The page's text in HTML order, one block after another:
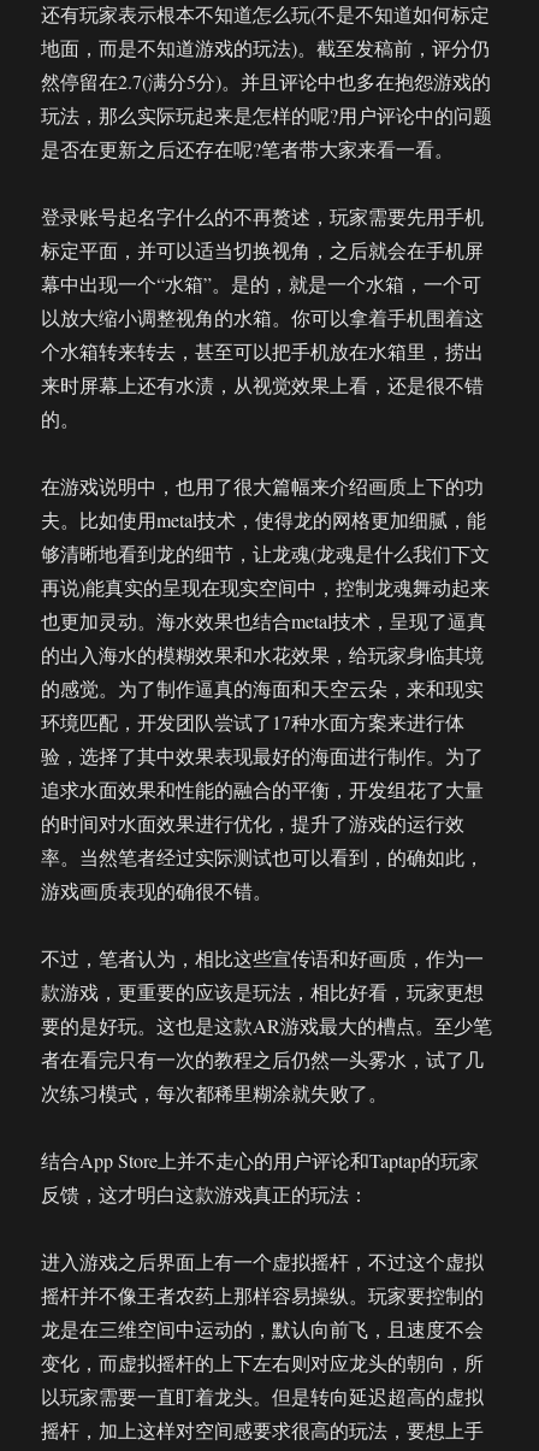
还有玩家表示根本不知道怎么玩(不是不知道如何标定
地面，而是不知道游戏的玩法)。截至发稿前，评分仍
然停留在2.7(满分5分)。并且评论中也多在抱怨游戏的
玩法，那么实际玩起来是怎样的呢?用户评论中的问题
是否在更新之后还存在呢?笔者带大家来看一看。
登录账号起名字什么的不再赘述，玩家需要先用手机
标定平面，并可以适当切换视角，之后就会在手机屏
幕中出现一个“水箱”。是的，就是一个水箱，一个可
以放大缩小调整视角的水箱。你可以拿着手机围着这
个水箱转来转去，甚至可以把手机放在水箱里，捞出
来时屏幕上还有水渍，从视觉效果上看，还是很不错
的。
在游戏说明中，也用了很大篇幅来介绍画质上下的功
夫。比如使用metal技术，使得龙的网格更加细腻，能
够清晰地看到龙的细节，让龙魂(龙魂是什么我们下文
再说)能真实的呈现在现实空间中，控制龙魂舞动起来
也更加灵动。海水效果也结合metal技术，呈现了逼真
的出入海水的模糊效果和水花效果，给玩家身临其境
的感觉。为了制作逼真的海面和天空云朵，来和现实
环境匹配，开发团队尝试了17种水面方案来进行体
验，选择了其中效果表现最好的海面进行制作。为了
追求水面效果和性能的融合的平衡，开发组花了大量
的时间对水面效果进行优化，提升了游戏的运行效
率。当然笔者经过实际测试也可以看到，的确如此，
游戏画质表现的确很不错。
不过，笔者认为，相比这些宣传语和好画质，作为一
款游戏，更重要的应该是玩法，相比好看，玩家更想
要的是好玩。这也是这款AR游戏最大的槽点。至少笔
者在看完只有一次的教程之后仍然一头雾水，试了几
次练习模式，每次都稀里糊涂就失败了。
结合App Store上并不走心的用户评论和Taptap的玩家
反馈，这才明白这款游戏真正的玩法：
进入游戏之后界面上有一个虚拟摇杆，不过这个虚拟
摇杆并不像王者农药上那样容易操纵。玩家要控制的
龙是在三维空间中运动的，默认向前飞，且速度不会
变化，而虚拟摇杆的上下左右则对应龙头的朝向，所
以玩家需要一直盯着龙头。但是转向延迟超高的虚拟
摇杆，加上这样对空间感要求很高的玩法，要想上手